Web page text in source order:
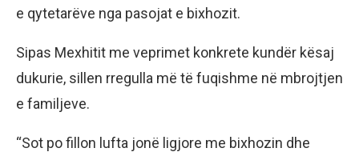
e qytetarëve nga pasojat e bixhozit.
Sipas Mexhitit me veprimet konkrete kundër kësaj
dukurie, sillen rregulla më të fuqishme në mbrojtjen
e familjeve.
“Sot po fillon lufta jonë ligjore me bixhozin dhe